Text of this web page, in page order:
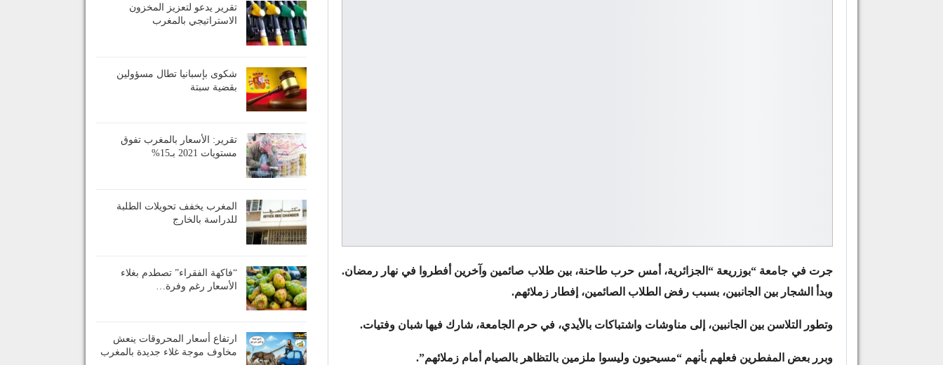
جرت في جامعة “بوزريعة “الجزائرية، أمس حرب طاحنة، بين طلاب صائمين وآخرين أفطروا في نهار رمضان.
وبدأ الشجار بين الجانبين، بسبب رفض الطلاب الصائمين، إفطار زملائهم.
وتطور التلاسن بين الجانبين، إلى مناوشات واشتباكات بالأيدي، في حرم الجامعة، شارك فيها شبان وفتيات.
وبرر بعض المفطرين فعلهم بأنهم “مسيحيون وليسوا ملزمين بالتظاهر بالصيام أمام زملائهم”.
تقرير يدعو لتعزيز المخزون
الاستراتيجي بالمغرب
شكوى بإسبانيا تطال مسؤولين
بقضية سبتة
تقرير: الأسعار بالمغرب تفوق
مستويات 2021 بـ15%
المغرب يخفف تحويلات الطلبة
للدراسة بالخارج
“فاكهة الفقراء” تصطدم بغلاء
الأسعار رغم وفرة…
ارتفاع أسعار المحروقات ينعش
مخاوف موجة غلاء جديدة بالمغرب